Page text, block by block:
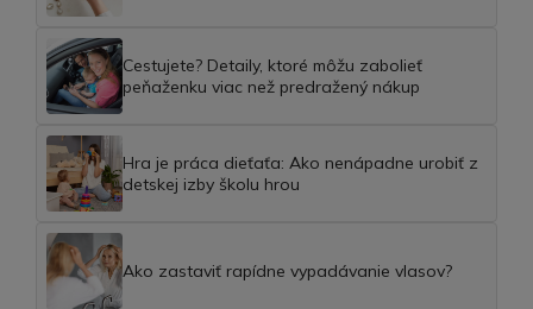
Cestujete? Detaily, ktoré môžu zabolieť
peňaženku viac než predražený nákup
Hra je práca dieťaťa: Ako nenápadne urobiť z
detskej izby školu hrou
Ako zastaviť rapídne vypadávanie vlasov?